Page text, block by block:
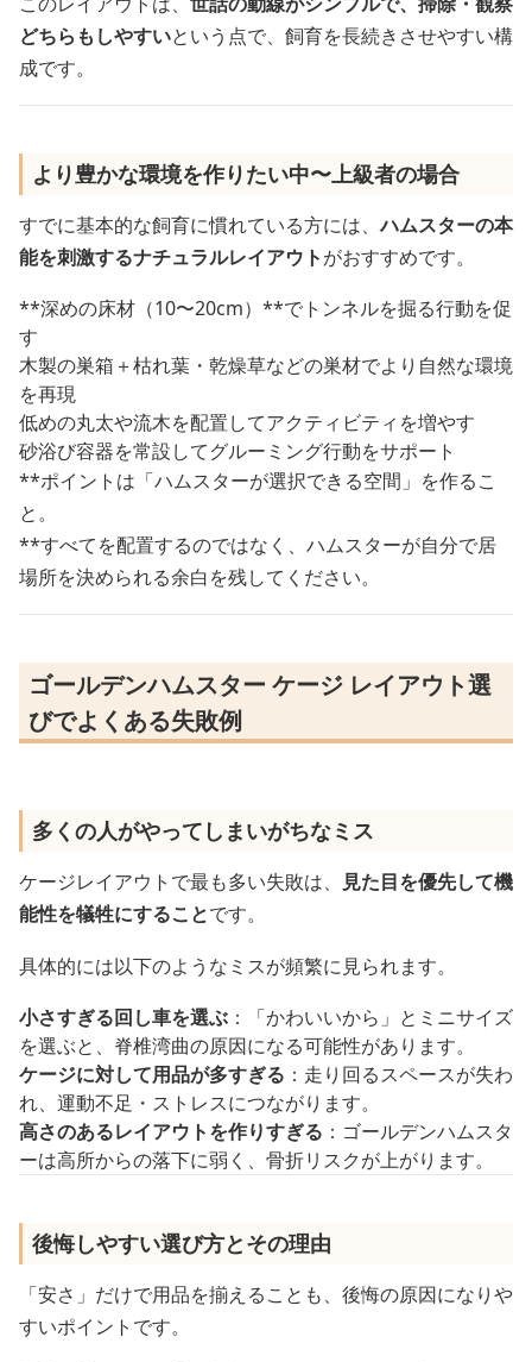
どちらもしやすいという点で、飼育を長続きさせやすい構
成です。
より豊かな環境を作りたい中〜上級者の場合
すでに基本的な飼育に慣れている方には、ハムスターの本
能を刺激するナチュラルレイアウトがおすすめです。
**深めの床材（10〜20cm）**でトンネルを掘る行動を促
す
木製の巣箱＋枯れ葉・乾燥草などの巣材でより自然な環境
を再現
低めの丸太や流木を配置してアクティビティを増やす
砂浴び容器を常設してグルーミング行動をサポート
**ポイントは「ハムスターが選択できる空間」を作るこ
と。
**すべてを配置するのではなく、ハムスターが自分で居
場所を決められる余白を残してください。
ゴールデンハムスター ケージ レイアウト選
びでよくある失敗例
多くの人がやってしまいがちなミス
ケージレイアウトで最も多い失敗は、
見た目を優先して機
能性を犠牲にすることです。
具体的には以下のようなミスが頻繁に見られます。
小さすぎる回し車を選ぶ ：「かわいいから」とミニサイズ
を選ぶと、脊椎湾曲の原因になる可能性があります。
ケージに対して用品が多すぎる ：走り回るスペースが失わ
れ、運動不足・ストレスにつながります。
高さのあるレイアウトを作りすぎる ：ゴールデンハムスタ
ーは高所からの落下に弱く、骨折リスクが上がります。
後悔しやすい選び方とその理由
「安さ」だけで用品を揃えることも、後悔の原因になりや
すいポイントです。